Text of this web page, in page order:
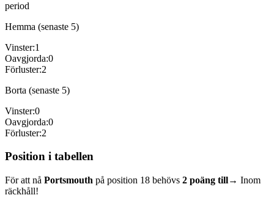
period
Hemma (senaste 5)
Vinster:1
Oavgjorda:0
Förluster:2
Borta (senaste 5)
Vinster:0
Oavgjorda:0
Förluster:2
Position i tabellen
För att nå Portsmouth på position 18 behövs 2 poäng till→ Inom
räckhåll!